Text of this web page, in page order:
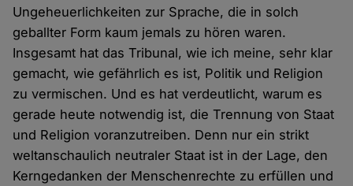
Ungeheuerlichkeiten zur Sprache, die in solch
geballter Form kaum jemals zu hören waren.
Insgesamt hat das Tribunal, wie ich meine, sehr klar
gemacht, wie gefährlich es ist, Politik und Religion
zu vermischen. Und es hat verdeutlicht, warum es
gerade heute notwendig ist, die Trennung von Staat
und Religion voranzutreiben. Denn nur ein strikt
weltanschaulich neutraler Staat ist in der Lage, den
Kerngedanken der Menschenrechte zu erfüllen und